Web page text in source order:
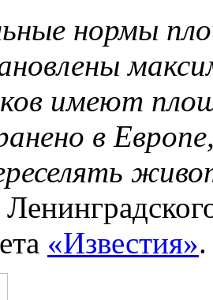
нормы
имеют
в
«Известия».